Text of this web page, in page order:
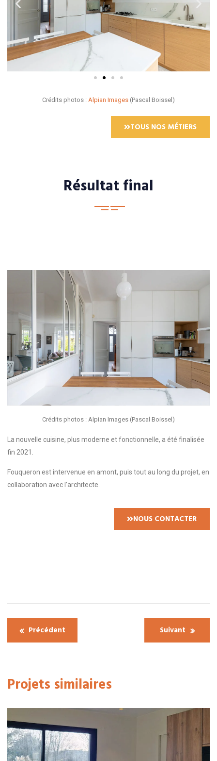
Crédits photos : Alpian Images (Pascal Boissel)
TOUS NOS MÉTIERS
Résultat final
Crédits photos : Alpian Images (Pascal Boissel)
La nouvelle cuisine, plus moderne et fonctionnelle, a été finalisée
fin 2021.
Fouqueron est intervenue en amont, puis tout au long du projet, en
collaboration avec l’architecte.
NOUS CONTACTER
Précédent Suivant
Projets similaires